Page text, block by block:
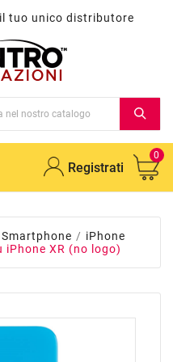
tuo unico distributore
Registrati
0
iPhone
iPhone XR (no logo)